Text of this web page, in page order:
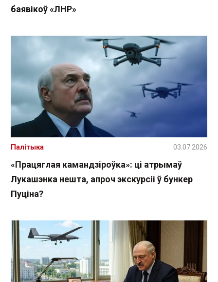
баявікоў «ЛНР»
«Працяглая камандзіроўка»: ці атрымаў
Лукашэнка нешта, апроч экскурсіі ў бункер
Пуціна?
Палітыка 03.07.2026